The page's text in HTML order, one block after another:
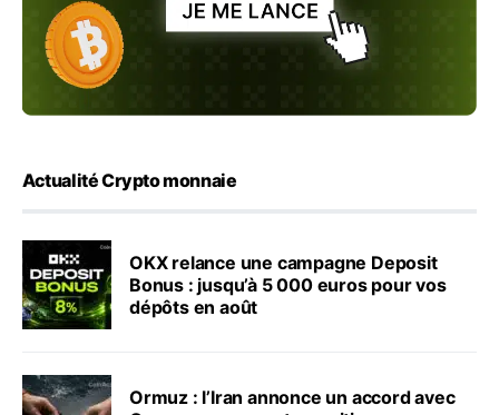
Actualité Crypto monnaie
OKX relance une campagne Deposit
Bonus : jusqu’à 5 000 euros pour vos
dépôts en août
Ormuz : l’Iran annonce un accord avec